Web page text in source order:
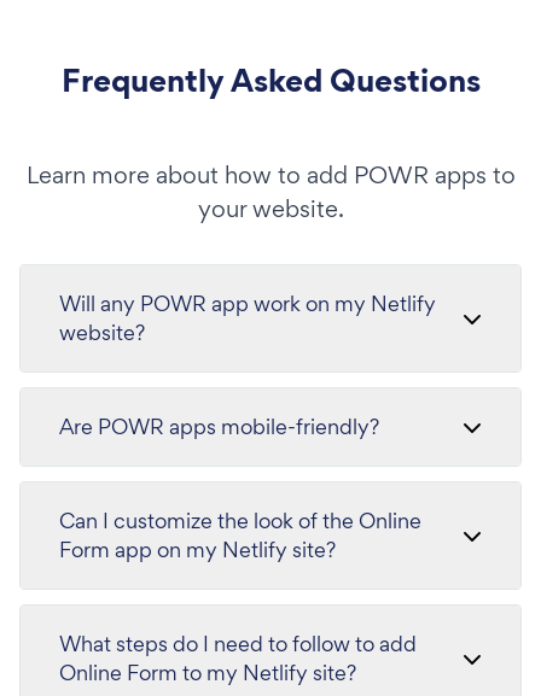
Frequently Asked Questions
Learn more about how to add POWR apps to
your website.
Will any POWR app work on my Netlify
website?
Are POWR apps mobile-friendly?
Can I customize the look of the Online
Form app on my Netlify site?
What steps do I need to follow to add
Online Form to my Netlify site?